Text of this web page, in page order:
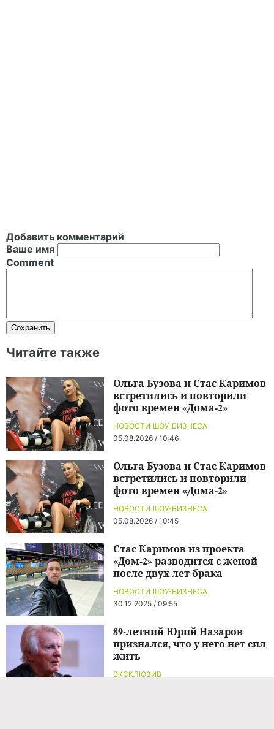
Добавить комментарий
Ваше имя
Comment
Читайте также
НОВОСТИ ШОУ-БИЗНЕСА
05.08.2026 / 10:46
Ольга Бузова и Стас Каримов
встретились и повторили
фото времен «Дома-2»
НОВОСТИ ШОУ-БИЗНЕСА
05.08.2026 / 10:45
Ольга Бузова и Стас Каримов
встретились и повторили
фото времен «Дома-2»
НОВОСТИ ШОУ-БИЗНЕСА
30.12.2025 / 09:55
Стас Каримов из проекта
«Дом-2» разводится с женой
после двух лет брака
ЭКСКЛЮЗИВ
89-летний Юрий Назаров
признался, что у него нет сил
жить